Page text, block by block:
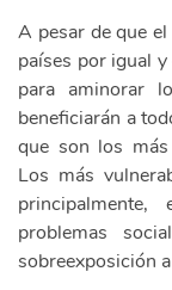
A pesar de que
países por igual
para aminorar
beneficiarán a
que son los
Los más
problemas
sobreexposición